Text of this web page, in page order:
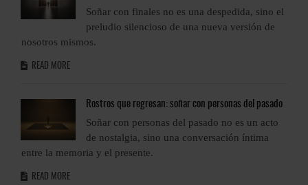
Soñar con finales no es una despedida, sino el
preludio silencioso de una nueva versión de
nosotros mismos.
READ MORE
Rostros que regresan: soñar con personas del pasado
Soñar con personas del pasado no es un acto
de nostalgia, sino una conversación íntima
entre la memoria y el presente.
READ MORE